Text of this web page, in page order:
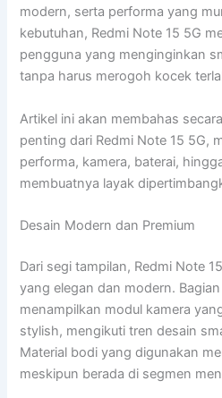
modern, serta performa yang
kebutuhan, Redmi Note 15 5G
pengguna yang menginginkan
tanpa harus merogoh kocek
Artikel ini akan membahas
penting dari Redmi Note 15 5G,
performa, kamera, baterai,
membuatnya layak
Desain Modern dan Premium
Dari segi tampilan, Redmi Note
yang elegan dan modern.
menampilkan modul kamera
stylish, mengikuti tren desain
Material bodi yang digunakan
meskipun berada di segmen